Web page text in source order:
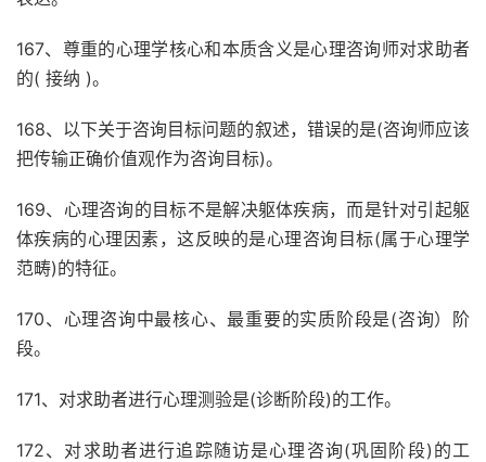
167、尊重的心理学核心和本质含义是心理咨询师对求助者
的( 接纳 )。
168、以下关于咨询目标问题的叙述，错误的是(咨询师应该
把传输正确价值观作为咨询目标)。
169、心理咨询的目标不是解决躯体疾病，而是针对引起躯
体疾病的心理因素，这反映的是心理咨询目标(属于心理学
范畴)的特征。
170、心理咨询中最核心、最重要的实质阶段是(咨询）阶
段。
171、对求助者进行心理测验是(诊断阶段)的工作。
172、对求助者进行追踪随访是心理咨询(巩固阶段)的工